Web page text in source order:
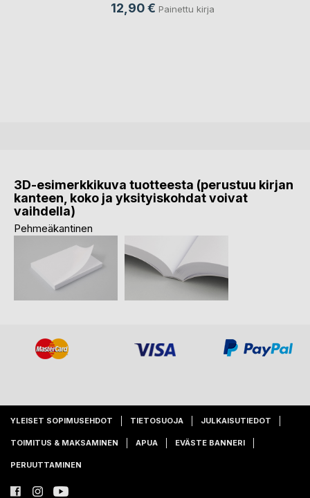
12,90 € Painettu kirja
3D-esimerkkikuva tuotteesta (perustuu kirjan
kanteen, koko ja yksityiskohdat voivat
vaihdella)
Pehmeäkantinen
YLEISET SOPIMUSEHDOT TIETOSUOJA JULKAISUTIEDOT
TOIMITUS & MAKSAMINEN APUA EVÄSTE BANNERI
PERUUTTAMINEN